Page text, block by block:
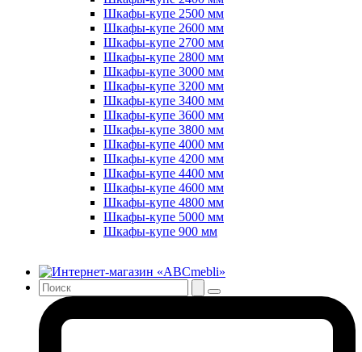
Шкафы-купе 2500 мм
Шкафы-купе 2600 мм
Шкафы-купе 2700 мм
Шкафы-купе 2800 мм
Шкафы-купе 3000 мм
Шкафы-купе 3200 мм
Шкафы-купе 3400 мм
Шкафы-купе 3600 мм
Шкафы-купе 3800 мм
Шкафы-купе 4000 мм
Шкафы-купе 4200 мм
Шкафы-купе 4400 мм
Шкафы-купе 4600 мм
Шкафы-купе 4800 мм
Шкафы-купе 5000 мм
Шкафы-купе 900 мм